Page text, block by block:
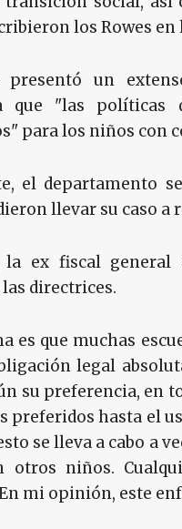
los Rowes en
un
que "las políticas
para los niños con
el departamento
llevar su caso
la ex fiscal general
directrices.
es que muchas
legal
su preferencia, en
preferidos hasta el
se lleva a cabo a
otros niños.
mi opinión, este